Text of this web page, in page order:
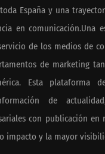
España y una
en comunicación.Una
de los medios de
de marketing
Esta plataforma
de
con publicación en
impacto y la mayor